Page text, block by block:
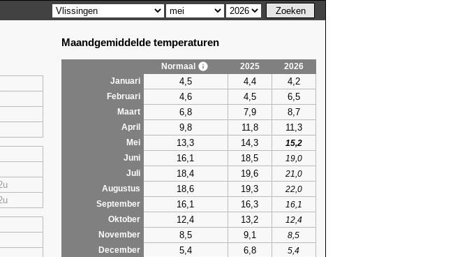
Maandgemiddelde temperaturen
Normaal 2025
2026
Januari
4,5 4,4 4,2
Februari 4,6 4,5 6,5
Maart 6,8 7,9 8,7
April 9,8 11,8 11,3
Mei 13,3 14,3
15,2
Juni
16,1 18,5
19,0
Juli
18,4 19,6
21,0
Augustus
18,6 19,3
22,0
September
16,1 16,3
16,1
Oktober
12,4 13,2
12,4
November
8,5 9,1
8,5
December
5,4 6,8 5,4